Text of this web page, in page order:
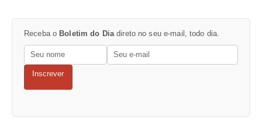
Receba o Boletim do Diadireto no seu e-mail, todo dia.
Inscrever